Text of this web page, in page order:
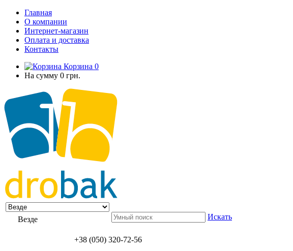
Главная
О компании
Интернет-магазин
Оплата и доставка
Контакты
Корзина 0
На сумму 0 грн.
Везде Искать
+38 (050) 320-72-56